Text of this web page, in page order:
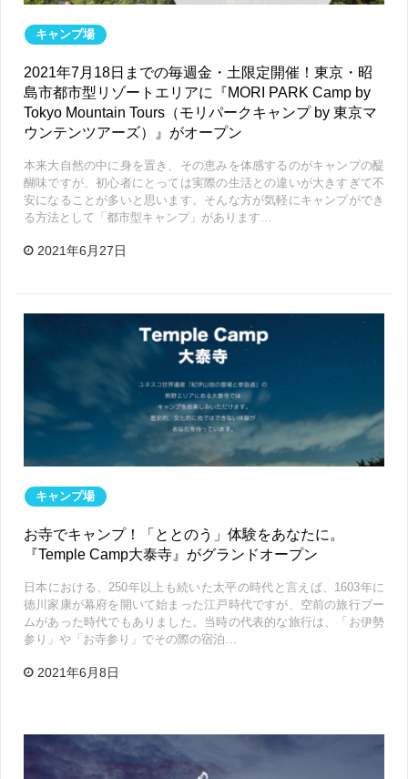
キャンプ場
2021年7月18日までの毎週金・土限定開催！東京・昭
島市都市型リゾートエリアに『MORI PARK Camp by
Tokyo Mountain Tours（モリパークキャンプ by 東京マ
ウンテンツアーズ）』がオープン
本来大自然の中に身を置き、その恵みを体感するのがキャンプの醍
醐味ですが、初心者にとっては実際の生活との違いが大きすぎて不
安になることが多いと思います。そんな方が気軽にキャンプができ
る方法として「都市型キャンプ」があります…
2021年6月27日
キャンプ場
お寺でキャンプ！「ととのう」体験をあなたに。
『Temple Camp大泰寺』がグランドオープン
日本における、250年以上も続いた太平の時代と言えば、1603年に
徳川家康が幕府を開いて始まった江戸時代ですが、空前の旅行ブー
ムがあった時代でもありました。当時の代表的な旅行は、「お伊勢
参り」や「お寺参り」でその際の宿泊…
2021年6月8日